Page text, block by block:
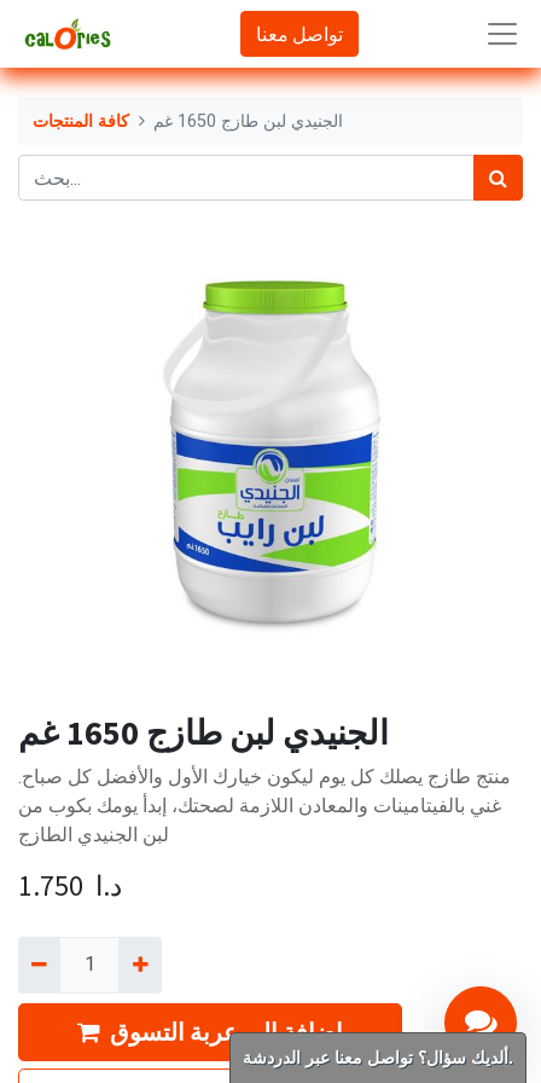
تواصل معنا
كافة المنتجات الجنيدي لبن طازج 1650 غم
الجنيدي لبن طازج 1650 غم
منتج طازج يصلك كل يوم ليكون خيارك الأول والأفضل كل صباح.
غني بالفيتامينات والمعادن اللازمة لصحتك، إبدأ يومك بكوب من
لبن الجنيدي الطازج
1.750 د.ا
إضافة إلى عربة التسوق
ألديك سؤال؟ تواصل معنا عبر الدردشة.